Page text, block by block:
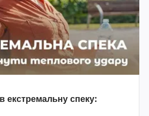
екстремальну спеку: